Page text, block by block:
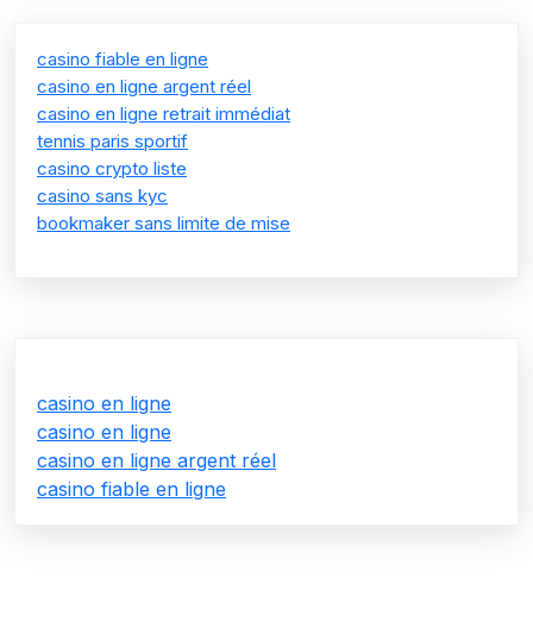
casino fiable en ligne
casino en ligne argent réel
casino en ligne retrait immédiat
tennis paris sportif
casino crypto liste
casino sans kyc
bookmaker sans limite de mise
casino en ligne
casino en ligne
casino en ligne argent réel
casino fiable en ligne